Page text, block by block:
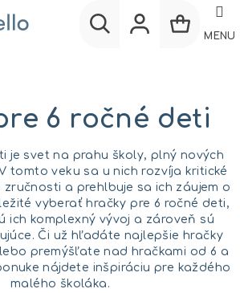
MENU
6 ročné deti
je svet na prahu školy, plný nových
tomto veku sa u nich rozvíja kritické
zručnosti a prehlbuje sa ich záujem o
vyberať hračky pre 6 ročné deti,
ich komplexný vývoj a zároveň sú
Či už hľadáte najlepšie hračky
premýšľate nad hračkami od 6 a
nájdete inšpiráciu pre každého
malého školáka.